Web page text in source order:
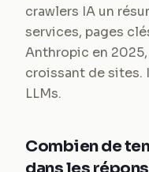
crawlers IA un
services, pages
Anthropic en
croissant de sites.
LLMs.
Combien de